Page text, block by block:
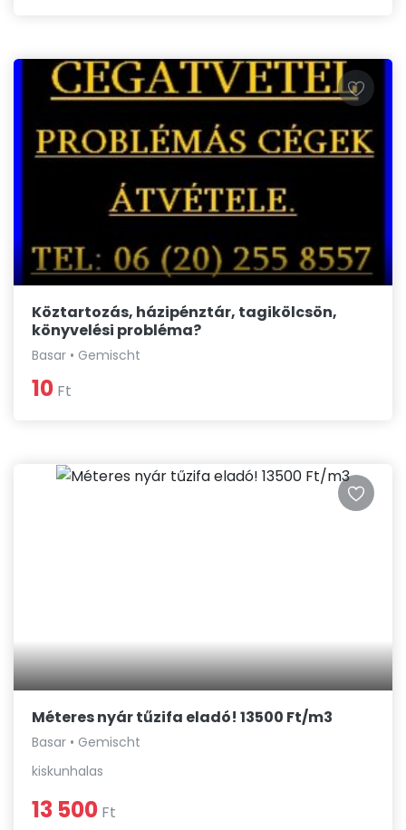
Köztartozás, házipénztár, tagikölcsön,
könyvelési probléma?
Basar • Gemischt
10 Ft
Méteres nyár tűzifa eladó! 13500 Ft/m3
Basar • Gemischt
kiskunhalas
13 500 Ft